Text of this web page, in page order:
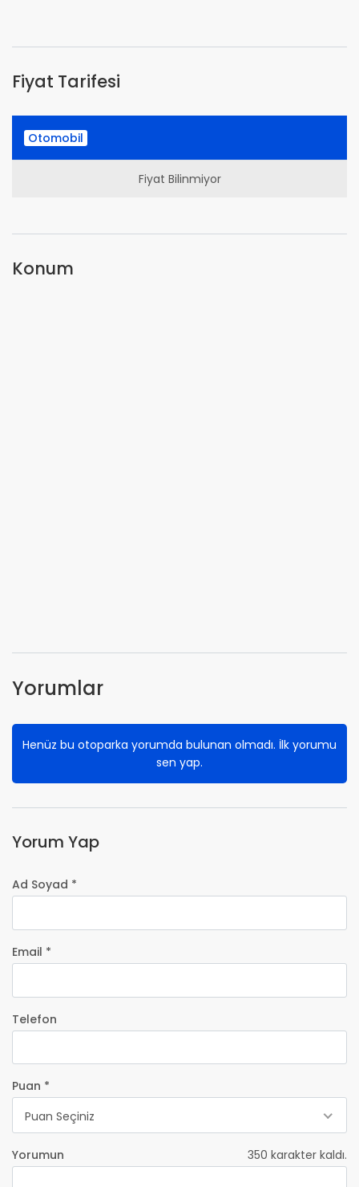
Fiyat Tarifesi
Otomobil
Fiyat Bilinmiyor
Konum
Yorumlar
Henüz bu otoparka yorumda bulunan olmadı. İlk yorumu
sen yap.
Yorum Yap
Ad Soyad *
Email *
Telefon
Puan *
Puan Seçiniz
Yorumun 350 karakter kaldı.